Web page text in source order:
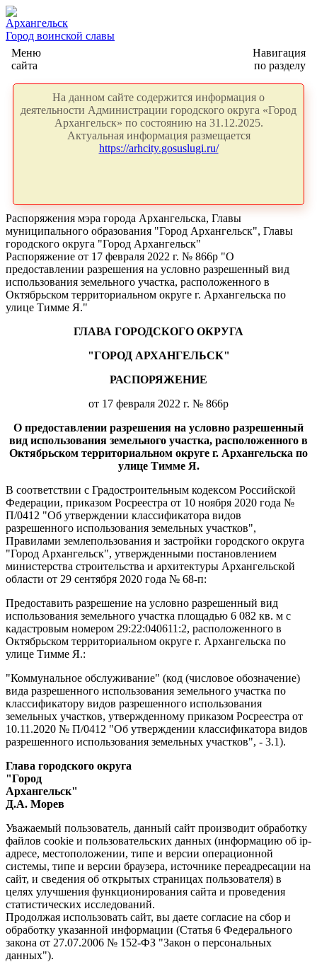
Архангельск
Город воинской славы
Меню
сайта
Навигация
по разделу
На данном сайте содержится информация о
деятельности Администрации городского округа «Город
Архангельск» по состоянию на 31.12.2025.
Актуальная информация размещается
https://arhcity.gosuslugi.ru/
Распоряжения мэра города Архангельска, Главы
муниципального образования "Город Архангельск", Главы
городского округа "Город Архангельск"
Распоряжение от 17 февраля 2022 г. № 866р "О
предоставлении разрешения на условно разрешенный вид
использования земельного участка, расположенного в
Октябрьском территориальном округе г. Архангельска по
улице Тимме Я."
ГЛАВА ГОРОДСКОГО ОКРУГА
"ГОРОД АРХАНГЕЛЬСК"
РАСПОРЯЖЕНИЕ
от 17 февраля 2022 г. № 866р
О предоставлении разрешения на условно разрешенный
вид использования земельного участка, расположенного в
Октябрьском территориальном округе г. Архангельска по
улице Тимме Я.
В соответствии с Градостроительным кодексом Российской
Федерации, приказом Росреестра от 10 ноября 2020 года №
П/0412 "Об утверждении классификатора видов
разрешенного использования земельных участков",
Правилами землепользования и застройки городского округа
"Город Архангельск", утвержденными постановлением
министерства строительства и архитектуры Архангельской
области от 29 сентября 2020 года № 68-п:
Предоставить разрешение на условно разрешенный вид
использования земельного участка площадью 6 082 кв. м с
кадастровым номером 29:22:040611:2, расположенного в
Октябрьском территориальном округе г. Архангельска по
улице Тимме Я.:
"Коммунальное обслуживание" (код (числовое обозначение)
вида разрешенного использования земельного участка по
классификатору видов разрешенного использования
земельных участков, утвержденному приказом Росреестра от
10.11.2020 № П/0412 "Об утверждении классификатора видов
разрешенного использования земельных участков", - 3.1).
Глава городского округа
"Город
Архангельск"
Д.А. Морев
Уважаемый пользователь, данный сайт производит обработку
файлов cookie и пользовательских данных (информацию об ip-
адресе, местоположении, типе и версии операционной
системы, типе и версии браузера, источнике переадресации на
сайт, и сведения об открытых страницах пользователя) в
целях улучшения функционирования сайта и проведения
статистических исследований.
Продолжая использовать сайт, вы даете согласие на сбор и
обработку указанной информации (Статья 6 Федерального
закона от 27.07.2006 № 152-ФЗ "Закон о персональных
данных").